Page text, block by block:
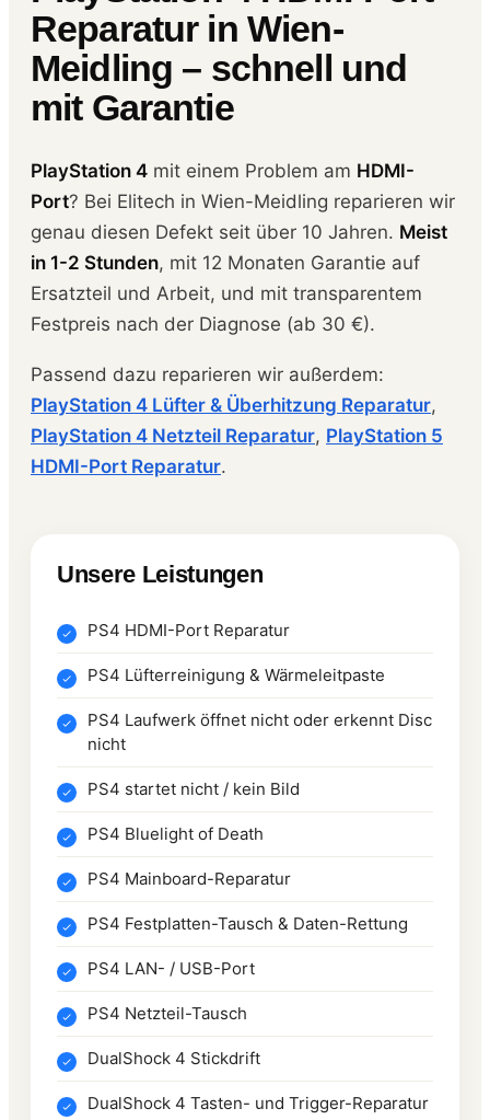
Reparatur in Wien-
Meidling – schnell und
mit Garantie
PlayStation 4 mit einem Problem am HDMI-
Port? Bei Elitech in Wien-Meidling reparieren wir
genau diesen Defekt seit über 10 Jahren. Meist
in 1-2 Stunden, mit 12 Monaten Garantie auf
Ersatzteil und Arbeit, und mit transparentem
Festpreis nach der Diagnose (ab 30 €).
Passend dazu reparieren wir außerdem:
PlayStation 4 Lüfter & Überhitzung Reparatur,
PlayStation 4 Netzteil Reparatur, PlayStation 5
HDMI-Port Reparatur.
Unsere Leistungen
PS4 HDMI-Port Reparatur
PS4 Lüfterreinigung & Wärmeleitpaste
PS4 Laufwerk öffnet nicht oder erkennt Disc
nicht
PS4 startet nicht / kein Bild
PS4 Bluelight of Death
PS4 Mainboard-Reparatur
PS4 Festplatten-Tausch & Daten-Rettung
PS4 LAN- / USB-Port
PS4 Netzteil-Tausch
DualShock 4 Stickdrift
DualShock 4 Tasten- und Trigger-Reparatur